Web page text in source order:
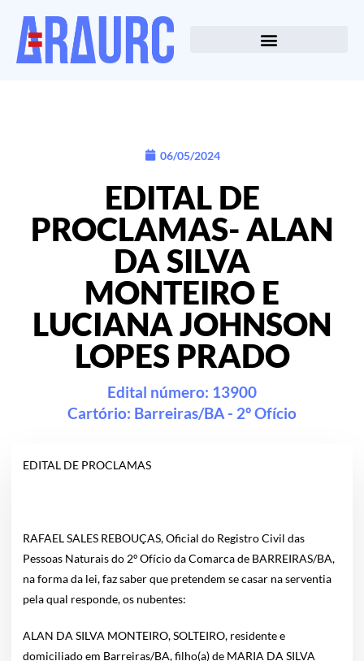
06/05/2024
EDITAL DE
PROCLAMAS- ALAN
DA SILVA
MONTEIRO E
LUCIANA JOHNSON
LOPES PRADO
Edital número: 13900
Cartório: Barreiras/BA - 2º Ofício
EDITAL DE PROCLAMAS
RAFAEL SALES REBOUÇAS, Oficial do Registro Civil das
Pessoas Naturais do 2º Ofício da Comarca de BARREIRAS/BA,
na forma da lei, faz saber que pretendem se casar na serventia
pela qual responde, os nubentes:
ALAN DA SILVA MONTEIRO, SOLTEIRO, residente e
domiciliado em Barreiras/BA, filho(a) de MARIA DA SILVA